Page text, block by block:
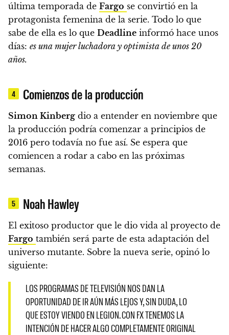
última temporada de Fargo se convirtió en la
protagonista femenina de la serie. Todo lo que
sabe de ella es lo que Deadline informó hace unos
días: es una mujer luchadora y optimista de unos 20
años.
4 Comienzos de la producción
Simon Kinberg dio a entender en noviembre que
la producción podría comenzar a principios de
2016 pero todavía no fue así. Se espera que
comiencen a rodar a cabo en las próximas
semanas.
5 Noah Hawley
El exitoso productor que le dio vida al proyecto de
Fargo también será parte de esta adaptación del
universo mutante. Sobre la nueva serie, opinó lo
siguiente:
LOS PROGRAMAS DE TELEVISIÓN NOS DAN LA
OPORTUNIDAD DE IR AÚN MÁS LEJOS Y, SIN DUDA, LO
QUE ESTOY VIENDO EN LEGION. CON FX TENEMOS LA
INTENCIÓN DE HACER ALGO COMPLETAMENTE ORIGINAL